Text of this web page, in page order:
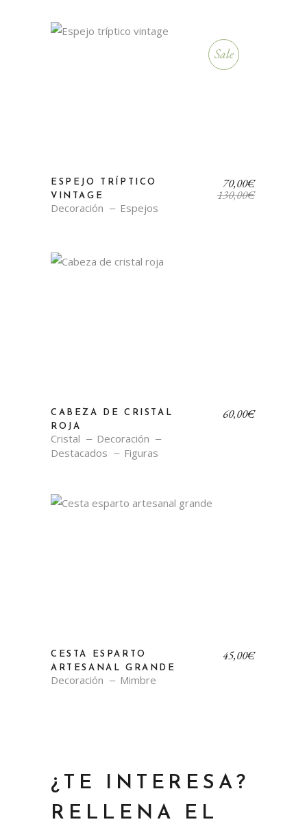
Sale
ESPEJO TRÍPTICO
VINTAGE
Decoración Espejos
130,00€
El
precio
70,00€El
precio
CABEZA DE CRISTAL
ROJA
Cristal
Decoración
Destacados
Figuras
60,00€
CESTA ESPARTO
ARTESANAL GRANDE
Decoración Mimbre
45,00€
¿TE INTERESA?
RELLENA EL